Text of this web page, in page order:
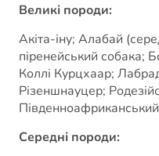
Великі породи:
Акіта-іну; Алабай
піренейський собака;
Коллі Курцхаар;
Різеншнауцер;
Середні породи: